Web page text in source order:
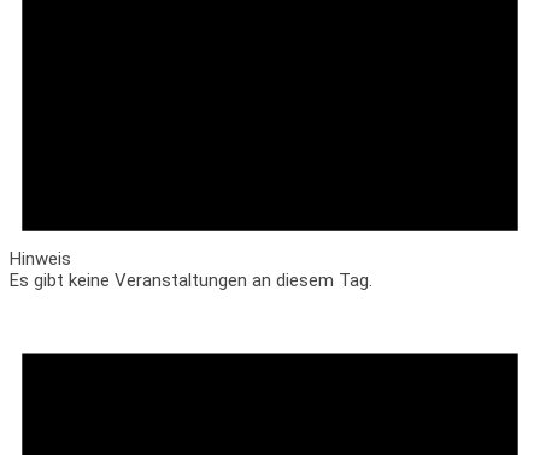
Hinweis
Es gibt keine Veranstaltungen an diesem Tag.